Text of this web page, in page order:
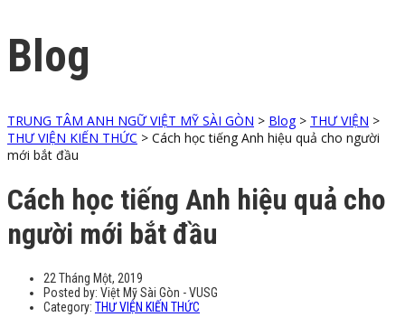
Blog
TRUNG TÂM ANH NGỮ VIỆT MỸ SÀI GÒN > Blog> THƯ VIỆN >
THƯ VIỆN KIẾN THỨC > Cách học tiếng Anh hiệu quả cho người
mới bắt đầu
Cách học tiếng Anh hiệu quả cho
người mới bắt đầu
22 Tháng Một, 2019
Posted by: Việt Mỹ Sài Gòn - VUSG
Category: THƯ VIỆN KIẾN THỨC